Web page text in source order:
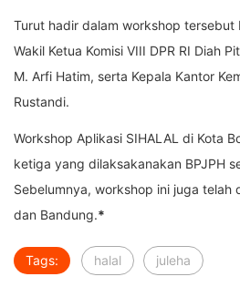
Turut hadir dalam workshop tersebut
Wakil Ketua Komisi VIII DPR RI Diah
M. Arfi Hatim, serta Kepala Kantor
Rustandi.
Workshop Aplikasi SIHALAL di Kota
ketiga yang dilaksakanakan BPJPH
Sebelumnya, workshop ini juga telah
dan Bandung.*
Tags: halal juleha